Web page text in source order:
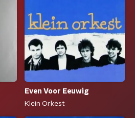
Even Voor Eeuwig
Klein Orkest